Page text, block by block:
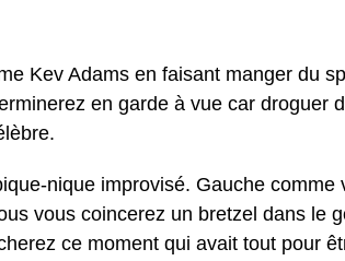
Kev Adams en faisant manger du
en garde à vue car droguer
nique improvisé. Gauche comme
vous coincerez un bretzel dans le
ce moment qui avait tout pour